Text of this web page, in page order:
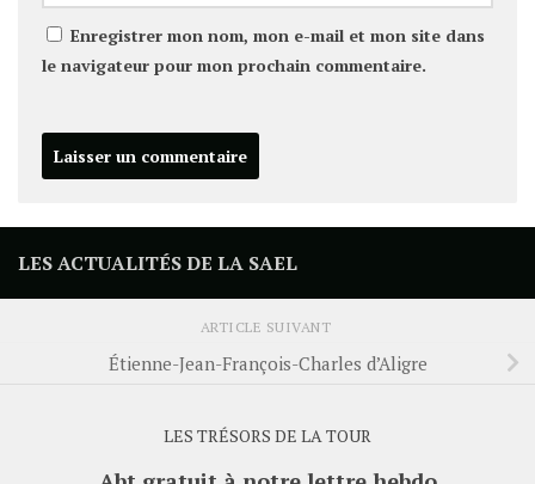
Enregistrer mon nom, mon e-mail et mon site dans
le navigateur pour mon prochain commentaire.
LES ACTUALITÉS DE LA SAEL
ARTICLE SUIVANT
Étienne-Jean-François-Charles d’Aligre
LES TRÉSORS DE LA TOUR